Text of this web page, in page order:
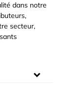
dans notre
secteur,